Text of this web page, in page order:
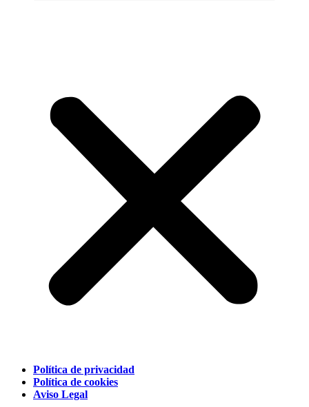
Política de privacidad
Política de cookies
Aviso Legal